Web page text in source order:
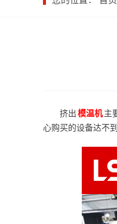
挤出模温机主
心购买的设备达不